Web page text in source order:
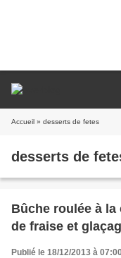
Accueil » desserts de fetes
desserts de
Bûche roulée à
de fraise et
Publié le 18/12/2013 à